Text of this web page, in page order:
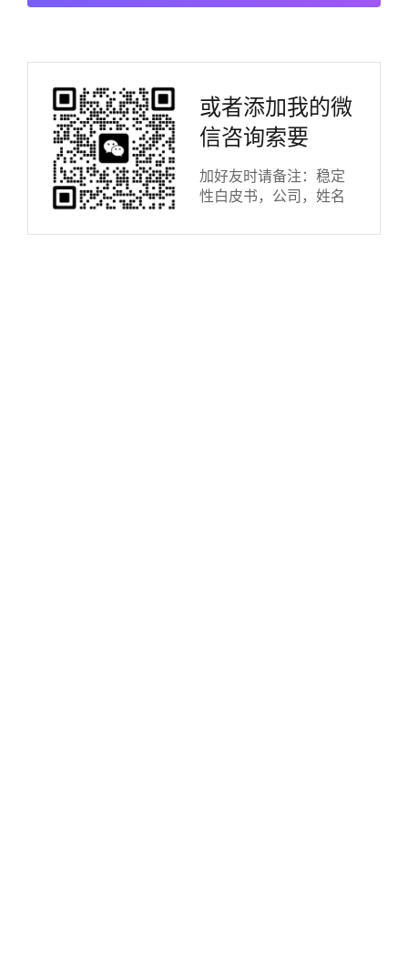
或者添加我的微
信咨询索要
加好友时请备注：稳定
性白皮书，公司，姓名